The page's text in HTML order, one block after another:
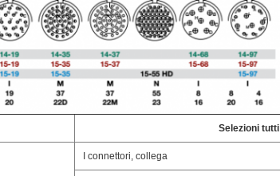
Selezioni tutti
I connettori, collega